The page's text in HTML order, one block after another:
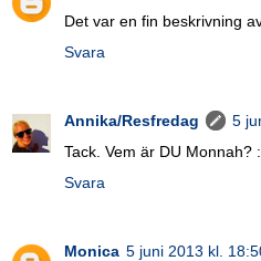
Det var en fin beskrivning
Svara
Annika/Resfredag
5
Tack. Vem är DU Monnah?
Svara
Monica 5 juni 2013 kl.